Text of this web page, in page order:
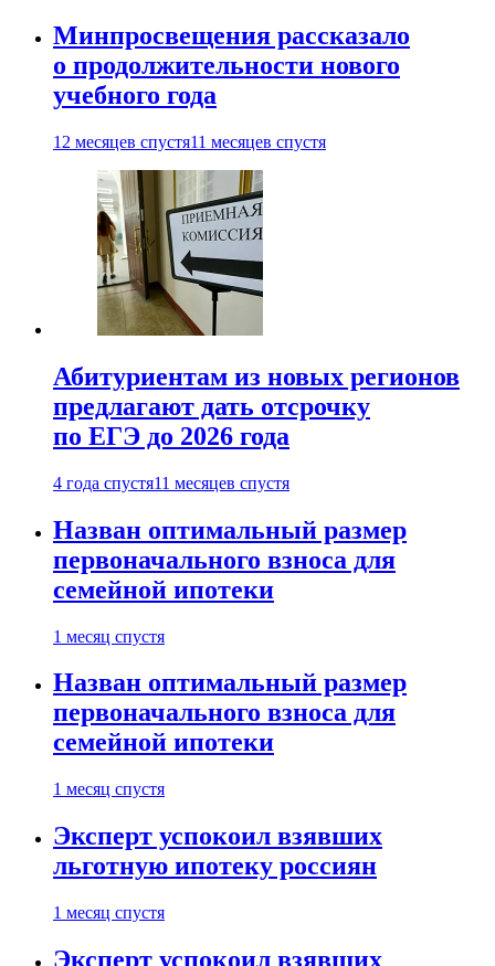
Минпросвещения рассказало
о продолжительности нового
учебного года
12 месяцев спустя11 месяцев спустя
Абитуриентам из новых регионов
предлагают дать отсрочку
по ЕГЭ до 2026 года
4 года спустя11 месяцев спустя
Назван оптимальный размер
первоначального взноса для
семейной ипотеки
1 месяц спустя
Назван оптимальный размер
первоначального взноса для
семейной ипотеки
1 месяц спустя
Эксперт успокоил взявших
льготную ипотеку россиян
1 месяц спустя
Эксперт успокоил взявших